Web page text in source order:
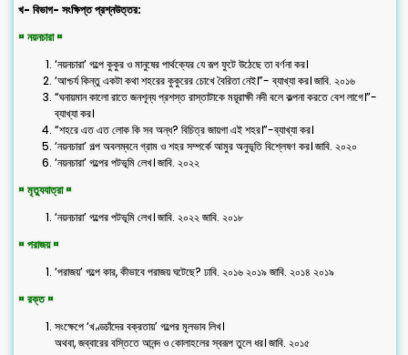
খ- বিভাগ- সংক্ষিপ্ত প্রশ্নউত্তর:
¤ নয়নচারা ¤
‘নয়নচারা’ গল্পে কুকুর ও মানুষের পার্থক্যের যে রূপ ফুটে উঠেছে তা বর্ণনা কর।
‘আশ্চর্য কিন্তু একটা কথা শহরের কুকুরের চোখে বৈরিতা নেই।”- ব্যাখ্যা কর। জাবি. ২০১৬
“ঘনায়মান কালো রাতে জনশূন্য প্রশস্ত রাস্তাটাকে ময়ূরাক্ষী নদী বলে কল্পনা করতে বেশ লাগে।”-
ব্যাখ্যা কর।
“শহরে এত এত লোক কি সব অন্ধ? বিচিত্র জায়গা এই শহর।”-ব্যাখ্যা কর।
‘নয়নচারা’ গল্প অবলম্বনে গ্রাম ও শহর সম্পর্কে আমুর অনুভূতি বিশ্লেষণ কর। জাবি. ২০২০
‘নয়নচারা’ গল্পের পটভূমি লেখ। জাবি. ২০২২
¤ মৃত্যুযাত্রা ¤
‘নয়নচারা’ গল্পের পটভূমি লেখ। জাবি. ২০২২ জাবি. ২০১৮
¤ পরাজয় ¤
‘পরাজয়’ গল্পে কার, কীভাবে পরাজয় ঘটেছে? ঢাবি. ২০১৬ ২০১৯ জাবি. ২০১৪ ২০১৯
¤ রক্ত ¤
সংক্ষেপে ‘খণ্ডচাঁদের বক্রতায়’ গল্পের মূলভাব লিখ।
অথবা, জব্বারের বস্তিতে আনন্দ ও কোলাহলের স্বরূপ তুলে ধর। জাবি. ২০১৫